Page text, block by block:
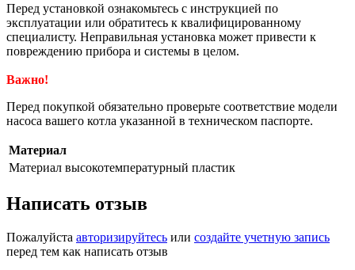
Перед установкой ознакомьтесь с инструкцией по
эксплуатации или обратитесь к квалифицированному
специалисту. Неправильная установка может привести к
повреждению прибора и системы в целом.
Важно!
Перед покупкой обязательно проверьте соответствие модели
насоса вашего котла указанной в техническом паспорте.
Материал
Материал высокотемпературный пластик
Написать отзыв
Пожалуйста авторизируйтесь или создайте учетную запись
перед тем как написать отзыв